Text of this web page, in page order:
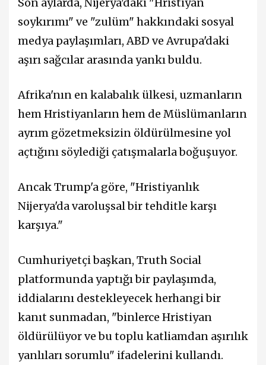
soykırımı" ve "zulüm" hakkındaki sosyal
medya paylaşımları, ABD ve Avrupa'daki
aşırı sağcılar arasında yankı buldu.
Afrika'nın en kalabalık ülkesi, uzmanların
hem Hristiyanların hem de Müslümanların
ayrım gözetmeksizin öldürülmesine yol
açtığını söylediği çatışmalarla boğuşuyor.
Ancak Trump'a göre, "Hristiyanlık
Nijerya'da varoluşsal bir tehditle karşı
karşıya."
Cumhuriyetçi başkan, Truth Social
platformunda yaptığı bir paylaşımda,
iddialarını destekleyecek herhangi bir
kanıt sunmadan, "binlerce Hristiyan
öldürülüyor ve bu toplu katliamdan aşırılık
yanlıları sorumlu" ifadelerini kullandı.